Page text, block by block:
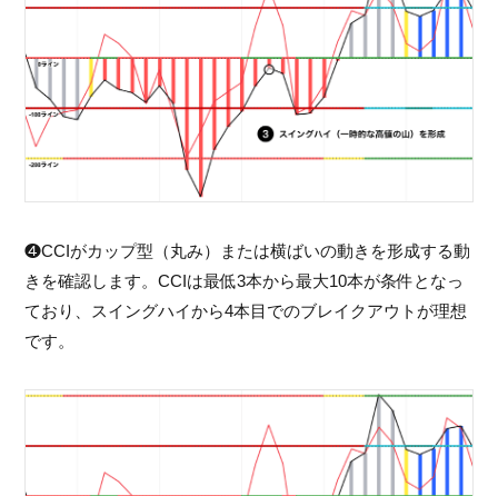
❹CCIがカップ型（丸み）または横ばいの動きを形成する動
きを確認します。CCIは最低3本から最大10本が条件となっ
ており、スイングハイから4本目でのブレイクアウトが理想
です。